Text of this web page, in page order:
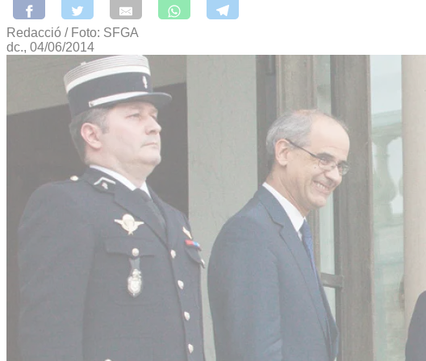
Redacció / Foto: SFGA
dc., 04/06/2014